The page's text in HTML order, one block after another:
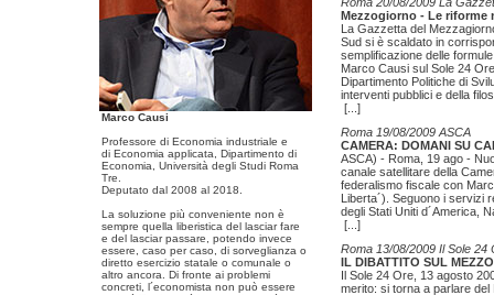
Marco Causi
Professore di Economia industriale e
di Economia applicata, Dipartimento di
Economia, Università degli Studi Roma
Tre.
Deputato dal 2008 al 2018.
La soluzione più conveniente non è
sempre quella liberistica del lasciar fare
e del lasciar passare, potendo invece
essere, caso per caso, di sorveglianza o
diretto esercizio statale o comunale o
altro ancora. Di fronte ai problemi
concreti, l´economista non può essere
Mezzogiorno - Le riforme
La Gazzetta del
Sud si è scaldato in
semplificazione delle
Marco Causi sul Sole 24
Dipartimento Politiche di
interventi pubblici e della
[...]
Roma 19/08/2009 ASCA
CAMERA: DOMANI SU
ASCA) - Roma, 19 ago -
canale satellitare della
federalismo fiscale con
Liberta´). Seguono i servizi
degli Stati Uniti d´America,
[...]
Roma 13/08/2009 Il Sole 24
IL DIBATTITO SUL
Il Sole 24 Ore, 13 agosto
merito: si torna a parlare